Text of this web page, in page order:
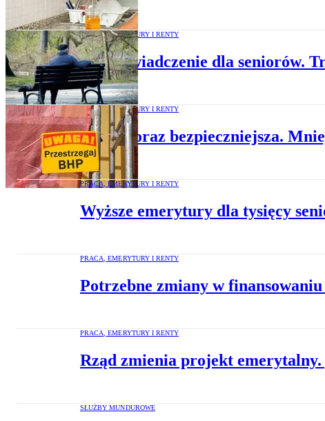
PRACA, EMERYTURY I RENTY
Nowe świadczenie dla seniorów.
PRACA, EMERYTURY I RENTY
Praca coraz bezpieczniejsza.
PRACA, EMERYTURY I RENTY
Wyższe emerytury dla tysięcy
PRACA, EMERYTURY I RENTY
Potrzebne zmiany w
PRACA, EMERYTURY I RENTY
Rząd zmienia projekt
SŁUŻBY MUNDUROWE